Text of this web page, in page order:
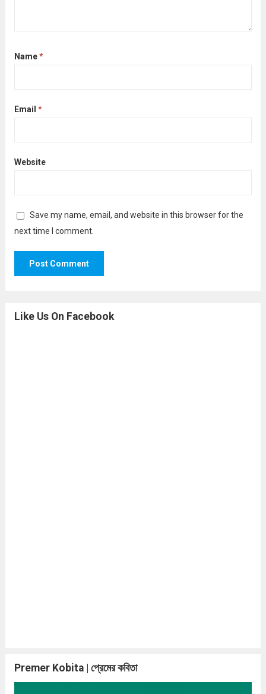
Name*
Email *
Website
Save my name, email, and website in this browser for the
next time I comment.
Like Us On Facebook
Premer Kobita | প্রেমের কবিতা